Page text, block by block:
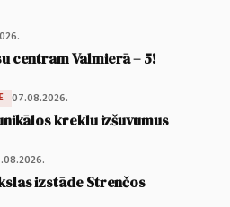
centram Valmierā – 5!
07.08.2026.
kreklu izšuvumus
izstāde Strenčos